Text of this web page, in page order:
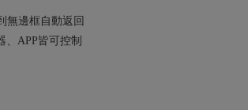
無邊框自動返回
、APP皆可控制